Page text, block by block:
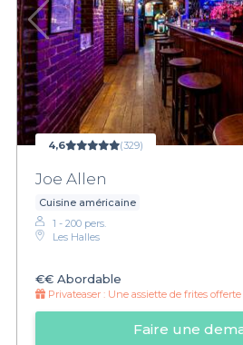
4,6 (329)
Joe Allen
Cuisine américaine
1 - 200 pers.
Les Halles
€€ Abordable
Privateaser : Une assiette de frites offerte
Faire une